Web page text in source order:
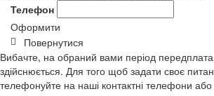
Телефон
Оформити
Повернутися
Вибачте, на обраний вами період
здійснюється. Для того щоб задати своє
телефонуйте на наші контактні телефони або